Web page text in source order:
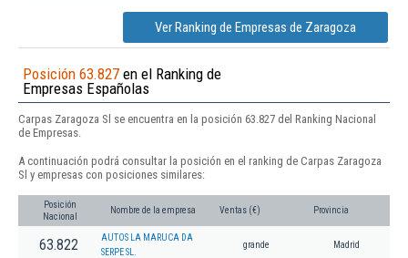
Ver Ranking de Empresas de Zaragoza
Posición 63.827 en el Ranking de
Empresas Españolas
Carpas Zaragoza Sl se encuentra en la posición 63.827 del Ranking Nacional
de Empresas.
A continuación podrá consultar la posición en el ranking de Carpas Zaragoza
Sl y empresas con posiciones similares:
Posición
Nacional
Nombre de la empresa Ventas (€) Provincia
63.822
AUTOS LA MARUCA DA
SERPE SL.
grande Madrid